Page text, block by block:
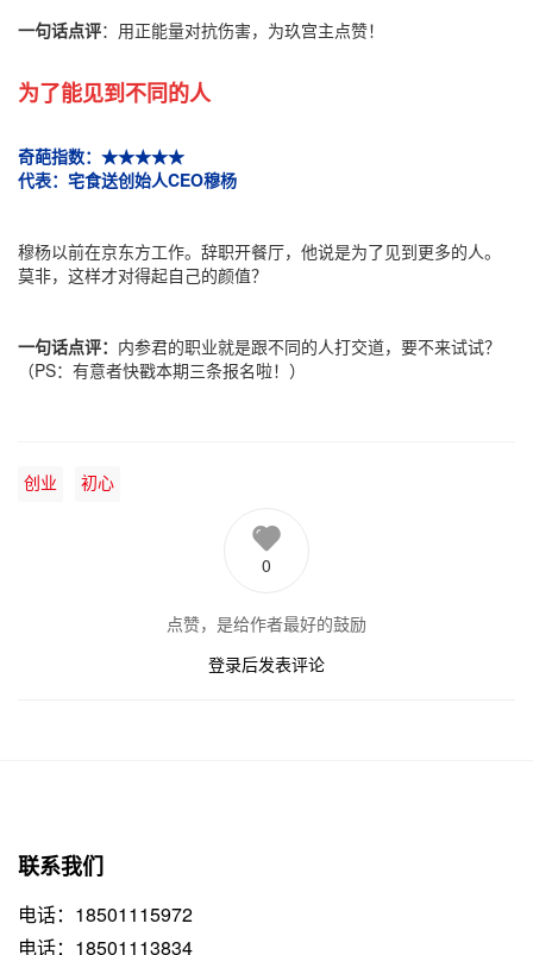
一句话点评：用正能量对抗伤害，为玖宫主点赞！
为了能见到不同的人
奇葩指数：★★★★★
代表：宅食送创始人CEO穆杨
穆杨以前在京东方工作。辞职开餐厅，他说是为了见到更多的人。
莫非，这样才对得起自己的颜值？
一句话点评： 内参君的职业就是跟不同的人打交道，要不来试试？
（PS：有意者快戳本期三条报名啦！）
创业 初心
0
点赞，是给作者最好的鼓励
登录后发表评论
联系我们
电话：18501115972
电话：18501113834